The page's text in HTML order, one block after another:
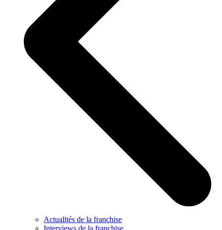
Actualités de la franchise
Interviews de la franchise